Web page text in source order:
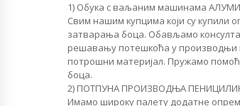
1) Обука с ваљаним машинама
Свим нашим купцима који су купили
затварања боца. Обављамо
решавању потешкоћа у производњи
потрошни материјал. Пружамо
боца.
2) ПОТПУНА ПРОИЗВОДЊА
Имамо широку палету додатне